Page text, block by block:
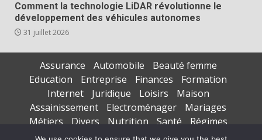
Comment la technologie LiDAR révolutionne le
développement des véhicules autonomes
31 juillet 2026
Assurance Automobile
Beauté femme
Education
Entreprise Finances
Formation
Internet
Juridique Loisirs
Maison
Assainissement
Electroménager
Mariages
Métiers
Divers Nutrition Santé
Régimes
Seniors
Sports Vacances